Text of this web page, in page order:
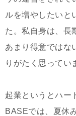
ルを増やしたいと
た。私自身は、長
あまり得意ではな
りがたく思ってい
起業というとハー
BASEでは、夏休